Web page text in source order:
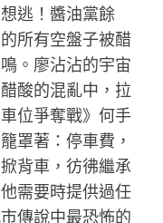
逃！醬油黨餘
所有空盤子被醋
。廖沾沾的宇宙
酸的混亂中，拉
位爭奪戰》何手
罩著：停車費，
背車，彷彿繼承
需要時提供過任
傳說中最恐怖的